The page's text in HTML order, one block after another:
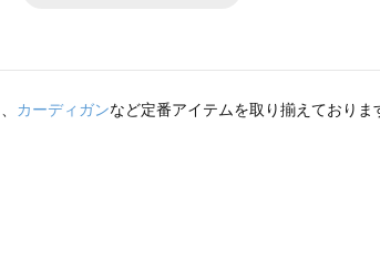
、 カーディガンなど定番アイテムを取り揃えておりま